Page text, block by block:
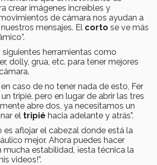
crear imágenes increíbles y
de cámara nos ayudan a
mensajes. El corto se ve más
herramientas como
dolly, grua, etc. para tener mejores
caso de no tener nada de esto, Fer
tripié, pero en lugar de abrir las tres
abre dos, ya necesitamos un
el tripié hacia adelante y atrás".
es aflojar el cabezal donde está la
mejor. Ahora puedes hacer
estabilidad, ¡esta técnica la
videos!”.